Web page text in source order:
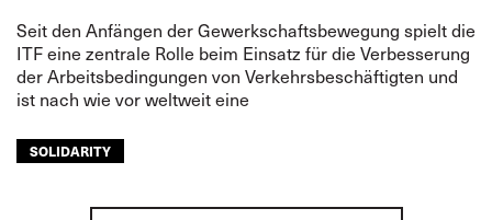
Seit den Anfängen der Gewerkschaftsbewegung spielt die
ITF eine zentrale Rolle beim Einsatz für die Verbesserung
der Arbeitsbedingungen von Verkehrsbeschäftigten und
ist nach wie vor weltweit eine
SOLIDARITY